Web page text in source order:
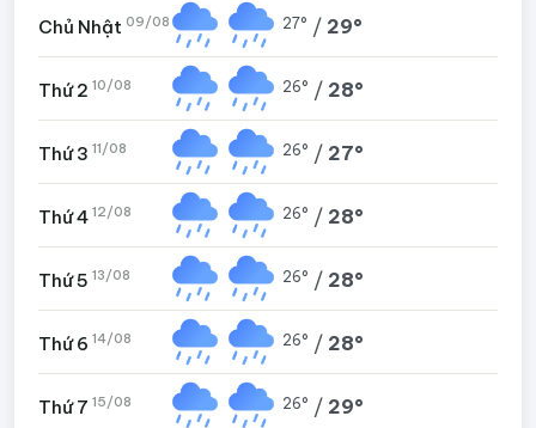
Chủ Nhật 09/08 27° / 29°
Thứ 2 10/08 26° / 28°
Thứ 3 11/08 26° / 27°
Thứ 4 12/08 26° / 28°
Thứ 5 13/08 26° / 28°
Thứ 6 14/08 26° / 28°
Thứ 7 15/08 26° / 29°